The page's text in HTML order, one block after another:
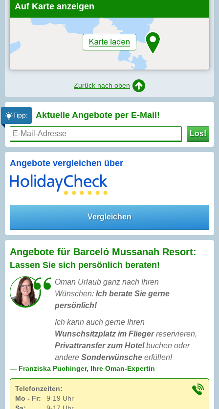
Auf Karte anzeigen
Zurück nach oben
Tipp: Aktuelle Angebote per E-Mail!
Los!
Angebote vergleichen über
Vergleichen
Angebote für Barceló Mussanah Resort:
Lassen Sie sich persönlich beraten!
Oman Urlaub ganz nach Ihren
Wünschen: Ich berate Sie gerne
persönlich!
Ich kann auch gerne Ihren
Wunschsitzplatz im Fliegerreservieren,
Privattransfer zum Hotelbuchen oder
andere Sonderwünsche erfüllen!
— Franziska Puchinger, Ihre Oman-Expertin
Telefonzeiten:
Mo - Fr:
9-19 Uhr